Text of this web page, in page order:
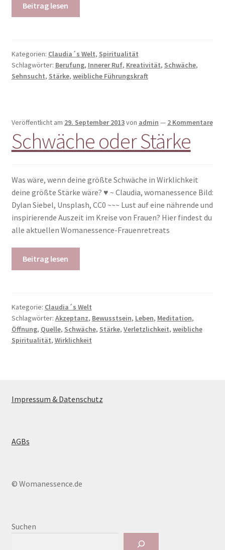
Beitrag lesen
Kategorien: Claudia´s Welt, Spiritualität
Schlagwörter: Berufung, Innerer Ruf, Kreativität, Schwäche,
Sehnsucht, Stärke, weibliche Führungskraft
Veröffentlicht am 29. September 2013von admin — 2 Kommentare
Schwäche oder Stärke
Was wäre, wenn deine größte Schwäche in Wirklichkeit
deine größte Stärke wäre? ♥ ~ Claudia, womanessence Bild:
Dylan Siebel, Unsplash, CC0 ~~~ Lust auf eine nährende und
inspirierende Auszeit im Kreise von Frauen? Hier findest du
alle aktuellen Womanessence-Frauenretreats
Beitrag lesen
Kategorie: Claudia´s Welt
Schlagwörter: Akzeptanz, Bewusstsein, Leben, Meditation,
Öffnung, Quelle, Schwäche, Stärke, Verletzlichkeit, weibliche
Spiritualität, Wirklichkeit
Impressum & Datenschutz
AGBs
© Womanessence.de
Suchen